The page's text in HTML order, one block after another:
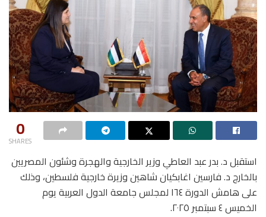
0
SHARES
استقبل د. بدر عبد العاطي وزير الخارجية والهجرة وشئون المصريين
بالخارج د. فارسين اغابكيان شاهين وزيرة خارجية فلسطين، وذلك
على هامش الدورة ١٦٤ لمجلس جامعة الدول العربية يوم
الخميس ٤ سبتمبر ٢٠٢٥.